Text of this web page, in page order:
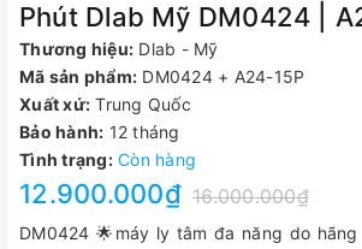
Phút Dlab Mỹ DM0424 |
Thương hiệu: Dlab - Mỹ
Mã sản phẩm: DM0424 + A24-15P
Xuất xứ: Trung Quốc
Bảo hành: 12 tháng
Tình trạng: Còn hàng
12.900.000₫ 16.000.000₫
DM0424 🌟máy ly tâm đa năng do